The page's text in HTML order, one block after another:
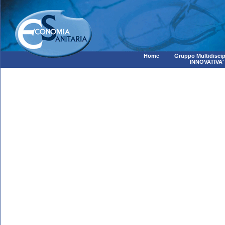
Home
Gruppo
INNOVATIVA'